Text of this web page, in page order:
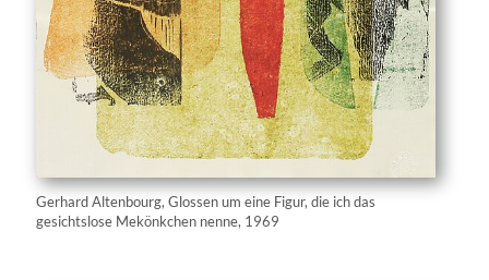
Gerhard Altenbourg, Glossen um eine Figur, die ich das
gesichtslose Mekönkchen nenne, 1969